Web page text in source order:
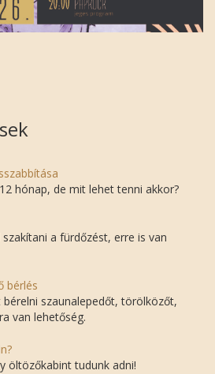
hónap, de mit lehet tenni akkor?
a fürdőzést, erre is van
bérlés
szaunalepedőt, törölközőt,
van lehetőség.
öltözőkabint tudunk adni!